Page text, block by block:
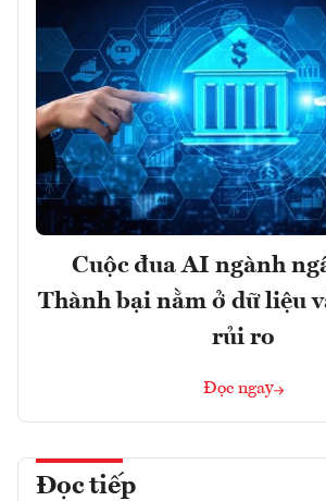
Cuộc đua AI ngành
Thành bại nằm ở dữ liệu
rủi ro
Đọc ngay
Đọc tiếp